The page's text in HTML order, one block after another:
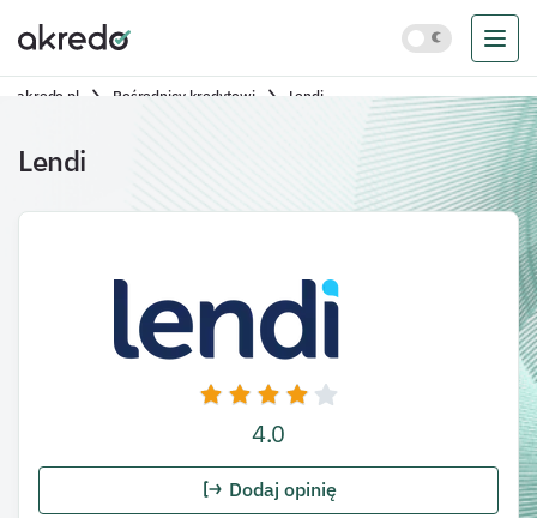
akredo.pl Pośrednicy kredytowi Lendi
Lendi
4.0
Dodaj opinię